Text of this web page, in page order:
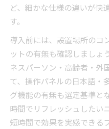
ど、細かな仕様の違いが快
す。
導入前には、設置場所のコ
ットの有無も確認しましょ
ネスパーソン・高齢者・外
て、操作パネルの日本語・
グ機能の有無も選定基準と
時間でリフレッシュしたい
短時間で効果を実感できる